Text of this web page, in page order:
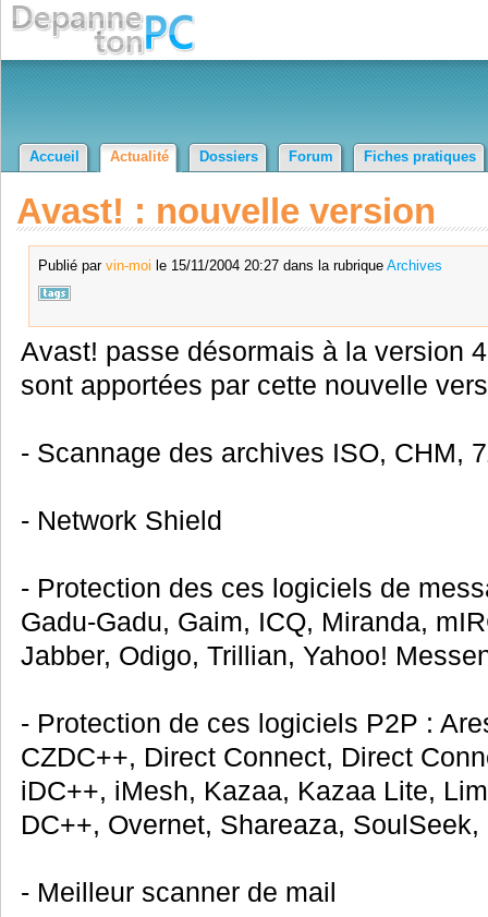
Accueil Actualité Dossiers Forum Fiches pratiques
Avast! : nouvelle version
Publié par vin-moi le 15/11/2004 20:27 dans la rubrique Archives
Avast! passe désormais à la version
sont apportées par cette nouvelle
- Scannage des archives ISO, CHM,
- Network Shield
- Protection des ces logiciels de
Gadu-Gadu, Gaim, ICQ, Miranda,
Jabber, Odigo, Trillian, Yahoo!
- Protection de ces logiciels P2P :
CZDC++, Direct Connect, Direct
iDC++, iMesh, Kazaa, Kazaa Lite,
DC++, Overnet, Shareaza,
- Meilleur scanner de mail